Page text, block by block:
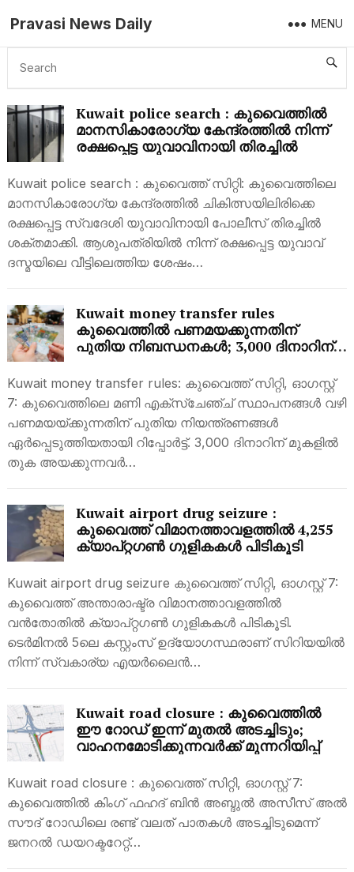
Pravasi News Daily MENU
KUWAIT
Kuwait police search : കുവൈത്തിൽ
മാനസികാരോഗ്യ കേന്ദ്രത്തിൽ നിന്ന്
രക്ഷപ്പെട്ട യുവാവിനായി തിരച്ചിൽ
Kuwait police search : കുവൈത്ത് സിറ്റി: കുവൈത്തിലെ
മാനസികാരോഗ്യ കേന്ദ്രത്തിൽ ചികിത്സയിലിരിക്കെ
രക്ഷപ്പെട്ട സ്വദേശി യുവാവിനായി പോലീസ് തിരച്ചിൽ
ശക്തമാക്കി. ആശുപത്രിയിൽ നിന്ന് രക്ഷപ്പെട്ട യുവാവ്
ദസ്മയിലെ വീട്ടിലെത്തിയ ശേഷം…
Kuwait money transfer rules
കുവൈത്തിൽ പണമയക്കുന്നതിന്
പുതിയ നിബന്ധനകൾ; 3,000 ദിനാറിന്
Kuwait money transfer rules: കുവൈത്ത് സിറ്റി, ഓഗസ്റ്റ്
7: കുവൈത്തിലെ മണി എക്‌സ്‌ചേഞ്ച് സ്ഥാപനങ്ങൾ വഴി
പണമയയ്ക്കുന്നതിന് പുതിയ നിയന്ത്രണങ്ങൾ
ഏർപ്പെടുത്തിയതായി റിപ്പോർട്ട്. 3,000 ദിനാറിന് മുകളിൽ
തുക അയക്കുന്നവർ…
Kuwait airport drug seizure :
കുവൈത്ത് വിമാനത്താവളത്തിൽ 4,255
ക്യാപ്റ്റഗൺ ഗുളികകൾ പിടികൂടി
Kuwait airport drug seizure കുവൈത്ത് സിറ്റി, ഓഗസ്റ്റ് 7:
കുവൈത്ത് അന്താരാഷ്ട്ര വിമാനത്താവളത്തിൽ
വൻതോതിൽ ക്യാപ്റ്റഗൺ ഗുളികകൾ പിടികൂടി.
ടെർമിനൽ 5ലെ കസ്റ്റംസ് ഉദ്യോഗസ്ഥരാണ് സിറിയയിൽ
നിന്ന് സ്വകാര്യ എയർലൈൻ…
Kuwait road closure : കുവൈത്തിൽ
ഈ റോഡ് ഇന്ന് മുതൽ അടച്ചിടും;
വാഹനമോടിക്കുന്നവർക്ക് മുന്നറിയിപ്പ്
Kuwait road closure : കുവൈത്ത് സിറ്റി, ഓഗസ്റ്റ് 7:
കുവൈത്തിൽ കിംഗ് ഫഹദ് ബിൻ അബ്ദുൽ അസീസ് അൽ
സൗദ് റോഡിലെ രണ്ട് വലത് പാതകൾ അടച്ചിടുമെന്ന്
ജനറൽ ഡയറക്ടറേറ്റ്…